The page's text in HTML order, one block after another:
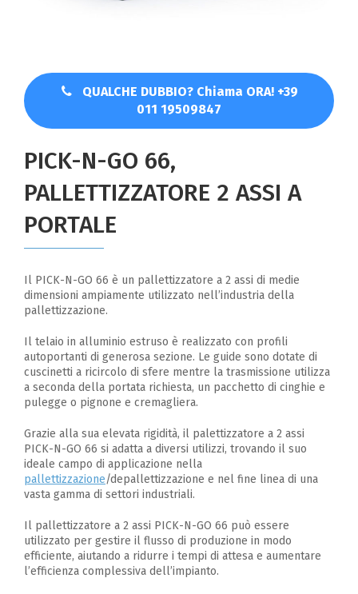
QUALCHE DUBBIO? Chiama ORA! +39
011 19509847
PICK-N-GO 66,
PALLETTIZZATORE 2 ASSI A
PORTALE
Il PICK-N-GO 66 è un pallettizzatore a 2 assi di medie
dimensioni ampiamente utilizzato nell’industria della
pallettizzazione.
Il telaio in alluminio estruso è realizzato con profili
autoportanti di generosa sezione. Le guide sono dotate di
cuscinetti a ricircolo di sfere mentre la trasmissione utilizza
a seconda della portata richiesta, un pacchetto di cinghie e
pulegge o pignone e cremagliera.
Grazie alla sua elevata rigidità, il palettizzatore a 2 assi
PICK-N-GO 66 si adatta a diversi utilizzi, trovando il suo
ideale campo di applicazione nella
pallettizzazione/depallettizzazione e nel fine linea di una
vasta gamma di settori industriali.
Il pallettizzatore a 2 assi PICK-N-GO 66 può essere
utilizzato per gestire il flusso di produzione in modo
efficiente, aiutando a ridurre i tempi di attesa e aumentare
l’efficienza complessiva dell’impianto.